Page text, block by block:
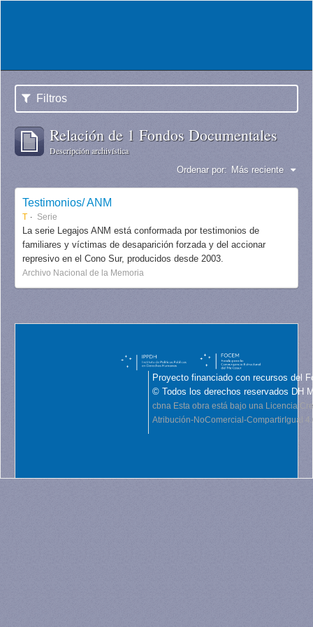
Filtros
Relación de 1 Fondos Documentales
Descripción archivística
Ordenar por: Más reciente
Testimonios/ ANM
T Serie
La serie Legajos ANM está conformada por testimonios de
familiares y víctimas de desaparición forzada y del accionar
represivo en el Cono Sur, producidos desde 2003.
Archivo Nacional de la Memoria
Proyecto financiado con recursos del
© Todos los derechos reservados DH
cbna Esta obra está bajo una Licencia
Atribución-NoComercial-CompartirIgual